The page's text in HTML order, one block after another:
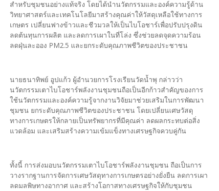
สำหรับชุมชนอย่างแท้จริง โดยได้นำนวัตกรรมและองค์ความรู้ด้าน
วิทยาศาสตร์และเทคโนโลยีมาสร้างคุณค่าให้วัสดุเหลือใช้ทางการ
เกษตร เปลี่ยนฟางข้าวและชีวมวลให้เป็นไบโอชาร์เพื่อปรับปรุงดิน
ลดต้นทุนการผลิต และลดการเผาในที่โล่ง ซึ่งช่วยลดจุดความร้อน
ลดฝุ่นละออง PM2.5 และยกระดับคุณภาพชีวิตของประชาชน
นายธนาทิพย์ อูปแก้ว ผู้อำนวยการโรงเรียนวัดน้ำพุ กล่าวว่า
นวัตกรรมเตาไบโอชาร์พลังงานชุมชนถือเป็นอีกก้าวสำคัญของการ
ใช้นวัตกรรมและองค์ความรู้จากงานวิจัยมาช่วยเสริมในการพัฒนา
ชุมชน ยกระดับคุณภาพชีวิตของประชาชน โดยเปลี่ยนเศษวัสดุ
ทางการเกษตรให้กลายเป็นทรัพยากรที่มีคุณค่า ลดผลกระทบต่อสิ่ง
แวดล้อม และเสริมสร้างความเข้มแข็งทางเศรษฐกิจควบคู่กัน
ทั้งนี้ การส่งมอบนวัตกรรมเตาไบโอชาร์พลังงานชุมชน ถือเป็นการ
วางรากฐานการจัดการเศษวัสดุทางการเกษตรอย่างยั่งยืน ลดการเผา
ลดมลพิษทางอากาศ และสร้างโอกาสทางเศรษฐกิจให้กับชุมชน